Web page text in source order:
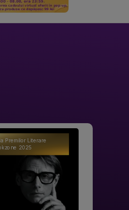
Premilor Literare
2025